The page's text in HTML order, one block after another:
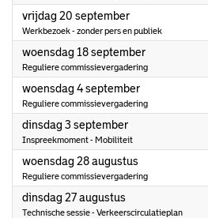
vrijdag 20 september2024
Werkbezoek - zonder pers en publiek
woensdag 18 september2024
Reguliere commissievergadering
woensdag 4 september2024
Reguliere commissievergadering
dinsdag 3 september2024
Inspreekmoment - Mobiliteit
woensdag 28 augustus
Reguliere commissievergadering
dinsdag 27 augustus
Technische sessie - Verkeerscirculatieplan